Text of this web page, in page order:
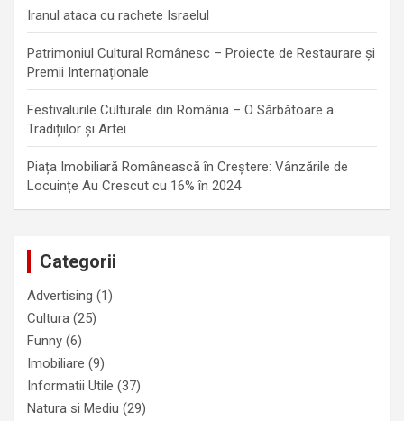
Iranul ataca cu rachete Israelul
Patrimoniul Cultural Românesc – Proiecte de Restaurare și
Premii Internaționale
Festivalurile Culturale din România – O Sărbătoare a
Tradițiilor și Artei
Piața Imobiliară Românească în Creștere: Vânzările de
Locuințe Au Crescut cu 16% în 2024
Categorii
Advertising (1)
Cultura (25)
Funny (6)
Imobiliare (9)
Informatii Utile (37)
Natura si Mediu (29)